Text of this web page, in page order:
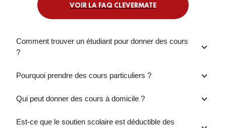
VOIR LA FAQ CLEVERMATE
Comment trouver un étudiant pour donner des cours
?
Pourquoi prendre des cours particuliers ?
Qui peut donner des cours à domicile ?
Est-ce que le soutien scolaire est déductible des